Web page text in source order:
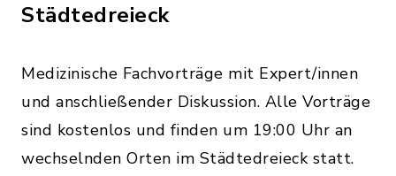
Städtedreieck
Medizinische Fachvorträge mit Expert/innen
und anschließender Diskussion. Alle Vorträge
sind kostenlos und finden um 19:00 Uhr an
wechselnden Orten im Städtedreieck statt.